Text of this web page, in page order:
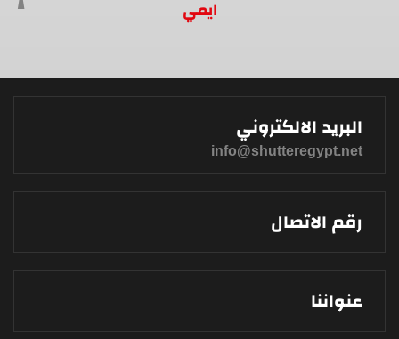
ايمي
البريد الالكتروني
info@shutteregypt.net
رقم الاتصال
عنواننا